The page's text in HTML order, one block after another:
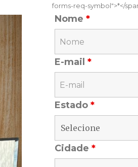
forms-req-symbol">*</
Nome *
E-mail *
Estado *
Cidade *